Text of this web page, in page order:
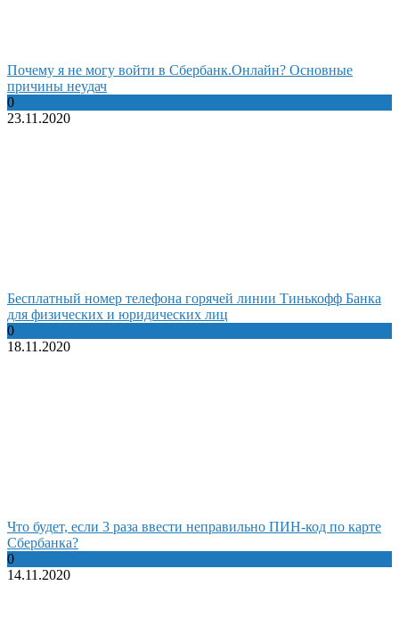
Почему я не могу войти в Сбербанк.Онлайн? Основные
причины неудач
0
23.11.2020
Бесплатный номер телефона горячей линии Тинькофф Банка
для физических и юридических лиц
0
18.11.2020
Что будет, если 3 раза ввести неправильно ПИН-код по карте
Сбербанка?
0
14.11.2020